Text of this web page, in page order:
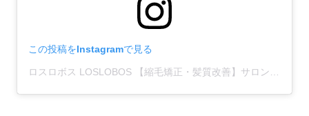
この投稿をInstagramで見る
ロスロボス LOSLOBOS 【縮毛矯正・髪質改善】サロン(@loslobos_hair_salon)がシェアした投稿